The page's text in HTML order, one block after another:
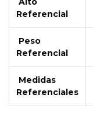
Referencial
Peso
Referencial
Medidas
Referenciales